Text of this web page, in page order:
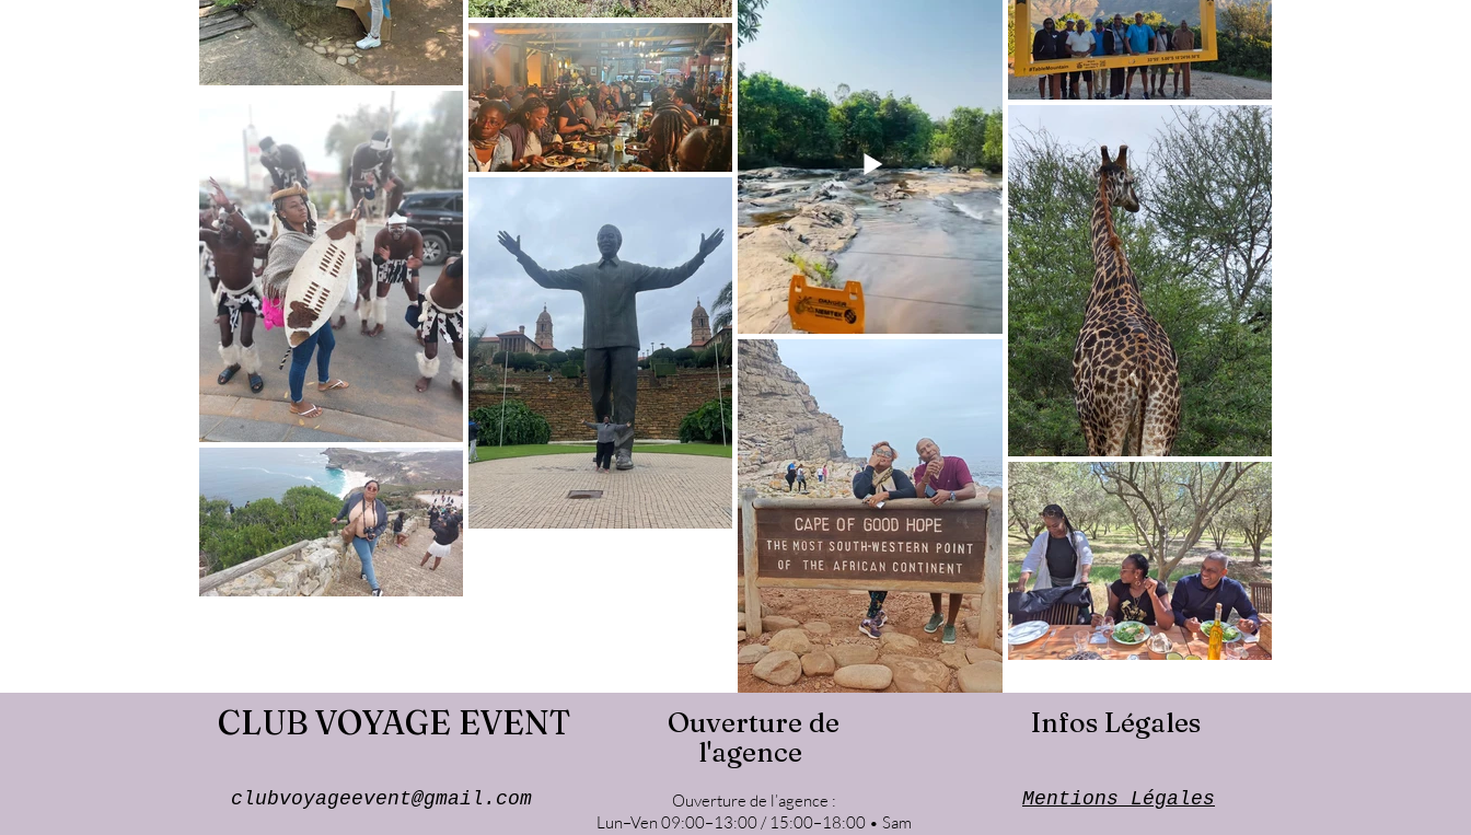
CLUB VOYAGE EVENT
Ouverture de
l'agence
Infos Légales
clubvoyageevent@gmail.com
Ouverture de l’agence :
Lun–Ven 09:00–13:00 / 15:00–18:00 • Sam
Mentions Légales